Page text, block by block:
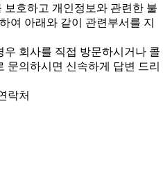
호하고 개인정보와 관련한 불
여 아래와 같이 관련부서를 지
회사를 직접 방문하시거나 콜
문의하시면 신속하게 답변 드리
락처